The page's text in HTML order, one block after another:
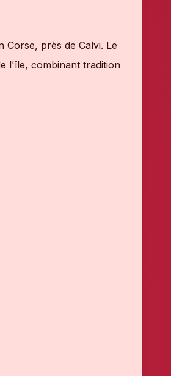
Corse, près de Calvi. Le
l'île, combinant tradition